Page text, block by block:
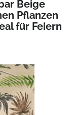
Beige
Pflanzen
für Feiern